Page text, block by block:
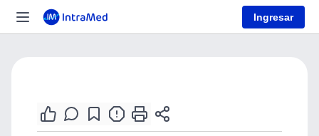
Ingresar